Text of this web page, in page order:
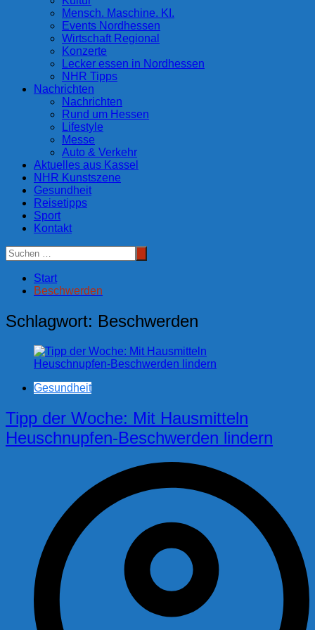
Mensch. Maschine. KI.
Events Nordhessen
Wirtschaft Regional
Konzerte
Lecker essen in Nordhessen
NHR Tipps
Nachrichten
Nachrichten
Rund um Hessen
Lifestyle
Messe
Auto & Verkehr
Aktuelles aus Kassel
NHR Kunstszene
Gesundheit
Reisetipps
Sport
Kontakt
Start
Beschwerden
Schlagwort: Beschwerden
Gesundheit
Tipp der Woche: Mit Hausmitteln
Heuschnupfen-Beschwerden lindern